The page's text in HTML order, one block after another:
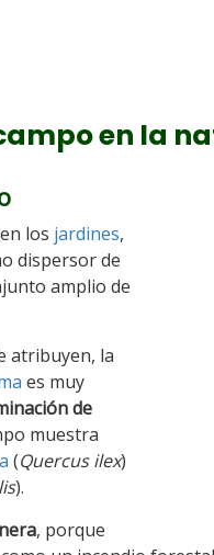
en la
los jardines,
dispersor de
amplio de
atribuyen, la
es muy
de
muestra
(Quercus ilex)
).
, porque